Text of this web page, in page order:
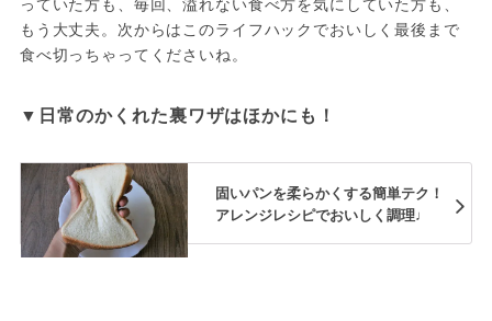
もう大丈夫。次からはこのライフハックでおいしく最後まで
食べ切っちゃってくださいね。
▼日常のかくれた裏ワザはほかにも！
固いパンを柔らかくする簡単テク！
アレンジレシピでおいしく調理♩